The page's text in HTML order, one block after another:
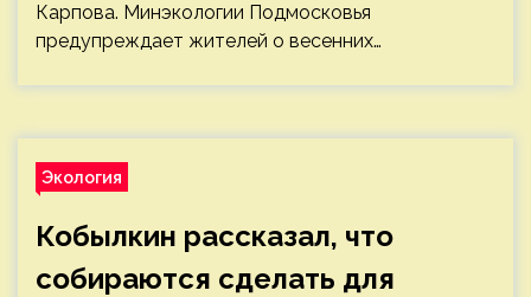
Карпова. Минэкологии Подмосковья
предупреждает жителей о весенних…
Экология
Кобылкин рассказал, что
собираются сделать для